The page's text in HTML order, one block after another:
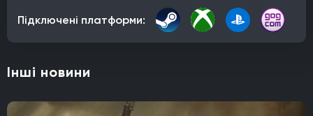
Підключені платформи:
Інші новини